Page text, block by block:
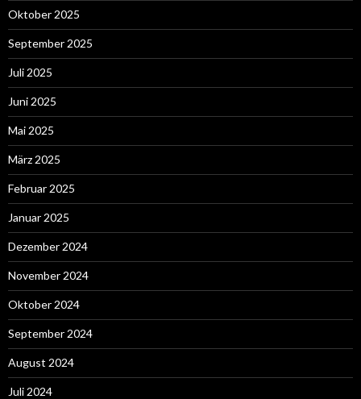
Oktober 2025
September 2025
Juli 2025
Juni 2025
Mai 2025
März 2025
Februar 2025
Januar 2025
Dezember 2024
November 2024
Oktober 2024
September 2024
August 2024
Juli 2024